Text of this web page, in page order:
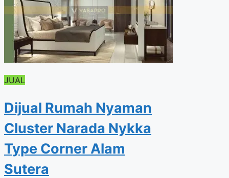
JUAL
Dijual Rumah Nyaman
Cluster Narada Nykka
Type Corner Alam
Sutera